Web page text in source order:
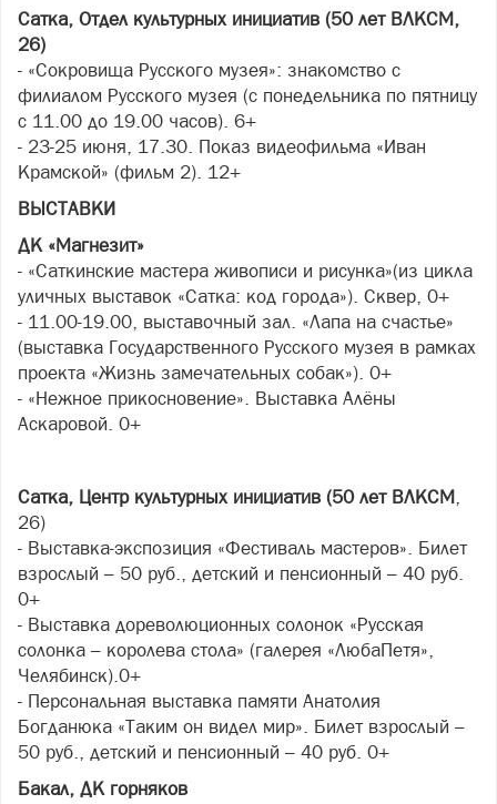
Сатка, Отдел культурных инициатив (50 лет ВЛКСМ,
26)
- «Сокровища Русского музея»: знакомство с
филиалом Русского музея (с понедельника по пятницу
с 11.00 до 19.00 часов). 6+
- 23-25 июня, 17.30. Показ видеофильма «Иван
Крамской» (фильм 2). 12+
ВЫСТАВКИ
ДК «Магнезит»
- «Саткинские мастера живописи и рисунка»(из цикла
уличных выставок «Сатка: код города»). Сквер, 0+
- 11.00-19.00, выставочный зал. «Лапа на счастье»
(выставка Государственного Русского музея в рамках
проекта «Жизнь замечательных собак»). 0+
- «Нежное прикосновение». Выставка Алёны
Аскаровой. 0+
Сатка, Центр культурных инициатив (50 лет ВЛКСМ,
26)
- Выставка-экспозиция «Фестиваль мастеров». Билет
взрослый – 50 руб., детский и пенсионный – 40 руб.
0+
- Выставка дореволюционных солонок «Русская
солонка – королева стола» (галерея «ЛюбаПетя»,
Челябинск).0+
- Персональная выставка памяти Анатолия
Богданюка «Таким он видел мир». Билет взрослый –
50 руб., детский и пенсионный – 40 руб. 0+
Бакал, ДК горняков